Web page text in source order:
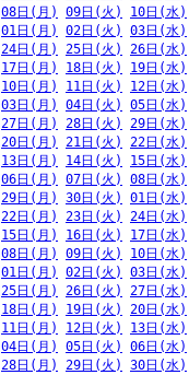
08日(月) 09日(火) 10日(水)
01日(月) 02日(火) 03日(水)
24日(月) 25日(火) 26日(水)
17日(月) 18日(火) 19日(水)
10日(月) 11日(火) 12日(水)
03日(月) 04日(火) 05日(水)
27日(月) 28日(火) 29日(水)
20日(月) 21日(火) 22日(水)
13日(月) 14日(火) 15日(水)
06日(月) 07日(火) 08日(水)
29日(月) 30日(火) 01日(水)
22日(月) 23日(火) 24日(水)
15日(月) 16日(火) 17日(水)
08日(月) 09日(火) 10日(水)
01日(月) 02日(火) 03日(水)
25日(月) 26日(火) 27日(水)
18日(月) 19日(火) 20日(水)
11日(月) 12日(火) 13日(水)
04日(月) 05日(火) 06日(水)
28日(月) 29日(火) 30日(水)